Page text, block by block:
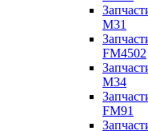
M31
FM4502
M34
FM91